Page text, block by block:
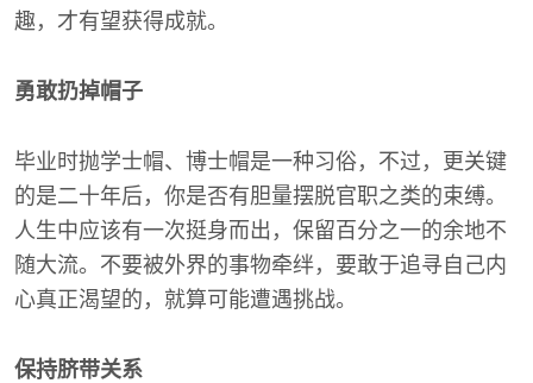
趣，才有望获得成就。
勇敢扔掉帽子
毕业时抛学士帽、博士帽是一种习俗，不过，更关键
的是二十年后，你是否有胆量摆脱官职之类的束缚。
人生中应该有一次挺身而出，保留百分之一的余地不
随大流。不要被外界的事物牵绊，要敢于追寻自己内
心真正渴望的，就算可能遭遇挑战。
保持脐带关系